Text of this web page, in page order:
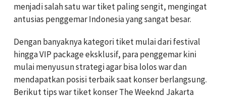
menjadi salah satu war tiket paling sengit, mengingat
antusias penggemar Indonesia yang sangat besar.
Dengan banyaknya kategori tiket mulai dari festival
hingga VIP package eksklusif, para penggemar kini
mulai menyusun strategi agar bisa lolos war dan
mendapatkan posisi terbaik saat konser berlangsung.
Berikut tips war tiket konser The Weeknd Jakarta